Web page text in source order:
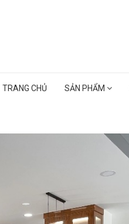
TRANG CHỦ SẢN PHẨM